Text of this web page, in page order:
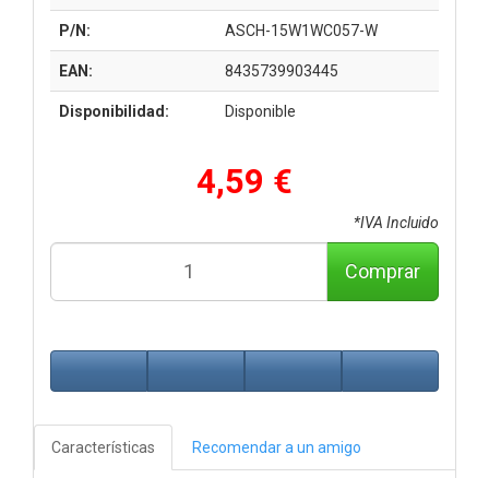
P/N: ASCH-15W1WC057-W
EAN: 8435739903445
Disponibilidad: Disponible
4,59 €
*IVA Incluido
Comprar
Características Recomendar a un amigo